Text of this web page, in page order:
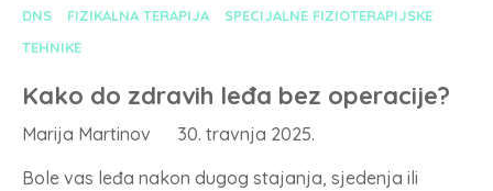
DNS FIZIKALNA TERAPIJA
SPECIJALNE FIZIOTERAPIJSKE
TEHNIKE
Kako do zdravih leđa bez operacije?
Marija Martinov
30. travnja 2025.
Bole vas leđa nakon dugog stajanja, sjedenja ili